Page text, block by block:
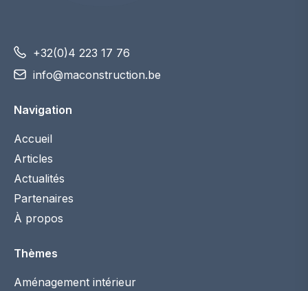
+32(0)4 223 17 76
info@maconstruction.be
Navigation
Accueil
Articles
Actualités
Partenaires
À propos
Thèmes
Aménagement intérieur